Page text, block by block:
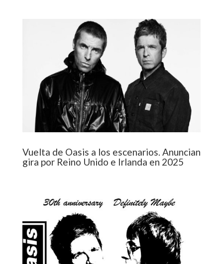
Vuelta de Oasis a los escenarios. Anuncian
gira por Reino Unido e Irlanda en 2025